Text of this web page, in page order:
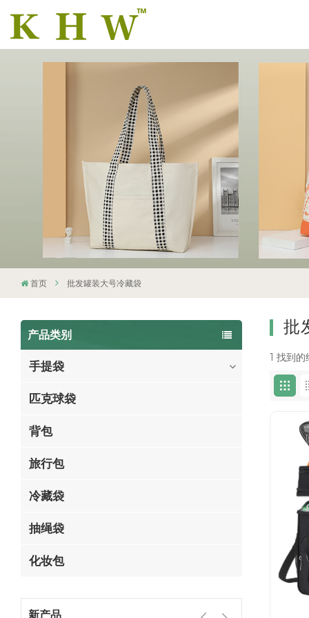
首页 批发罐装大号冷藏袋
产品类别
手提袋
匹克球袋
背包
旅行包
冷藏袋
抽绳袋
化妆包
新产品
批
1 找到